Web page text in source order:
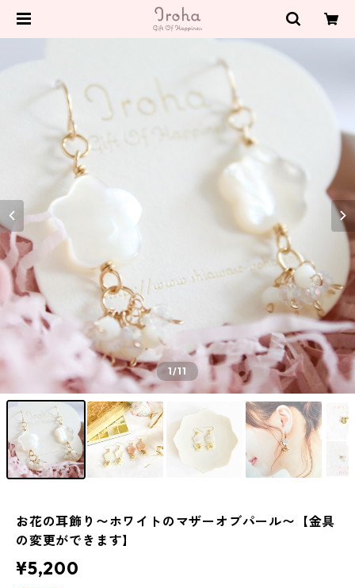
1/11
お花の耳飾り〜ホワイトのマザーオブパール〜【金具
の変更ができます】
¥5,200